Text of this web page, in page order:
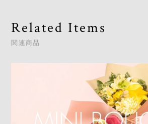
Related Items
関連商品